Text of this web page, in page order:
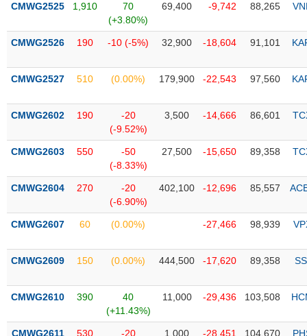
thái
phiếu
mô
thị
Niêm
Niêm
mới
yết
sung
niêm
CMWG2525 1,910
70
(+3.80%)
69,400 -9,742 88,265
CMWG2526 190 -10 (-5%) 32,900 -18,604 91,101
CMWG2527 510 (0.00%) 179,900 -22,543 97,560
CMWG2602 190
-20
(-9.52%)
3,500 -14,666 86,601
CMWG2603 550
-50
(-8.33%)
27,500 -15,650 89,358
CMWG2604 270
-20
(-6.90%)
402,100 -12,696 85,557
CMWG2607 60 (0.00%) -27,466 98,939
CMWG2609 150 (0.00%) 444,500 -17,620 89,358
CMWG2610 390
40
(+11.43%)
11,000 -29,436 103,508
CMWG2611 530
-20
1,000 -28,451 104,670
NGÀNH
DOANH
NGHIỆP
PHIẾU
PHÁI
TRÁI